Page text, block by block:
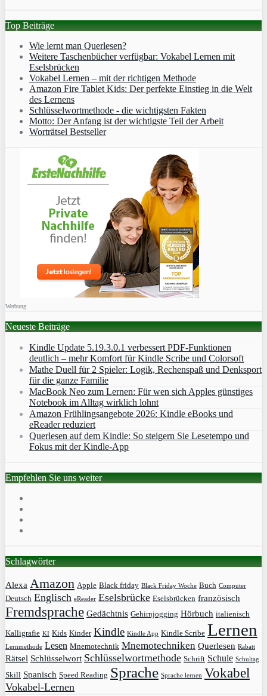
Top Beiträge
Wie lernt man Querlesen?
Weitere Taschenbücher verfügbar: Vokabel Lernen mit
Eselsbrücken
Vokabel Lernen – mit der richtigen Methode
Amazon Fire Tablet Kids: Der perfekte Einstieg in die Welt
des Lernens
Schlüsselwortmethode - die wichtigsten Fakten
Motto: Der Anfang ist der wichtigste Teil der Arbeit
Worträtsel Bestseller
Werbung
Neueste Beiträge
Kindle Update 5.19.3.0.1 verbessert PDF-Funktionen
deutlich – mehr Komfort für Kindle Scribe und Colorsoft
Mathe Duell für 2 Spieler: Logik, Rechenspaß und Denksport
für die ganze Familie
MacBook Neo zum Lernen: Für wen sich Apples günstiges
Notebook im Alltag wirklich lohnt
Amazon Frühlingsangebote 2026: Kindle eBooks und
eReader reduziert
Querlesen auf dem Kindle: So steigern Sie Lesetempo und
Fokus mit der Kindle-App
Empfehlen Sie uns weiter
Schlagwörter
Alexa Amazon Apple Black friday Black Friday Woche Buch Computer
Deutsch Englisch eReader Eselsbrücke Eselsbrücken französisch
Fremdsprache Gedächtnis Gehirnjogging Hörbuch italienisch
Kalligrafie KI Kids Kinder Kindle Kindle App Kindle Scribe Lernen
Lernmethode Lesen Mnemotechnik Mnemotechniken Querlesen Rabatt
Rätsel Schlüsselwort Schlüsselwortmethode Schrift Schule Schultag
Skill Spanisch Speed Reading Sprache Sprache lernen Vokabel
Vokabel-Lernen